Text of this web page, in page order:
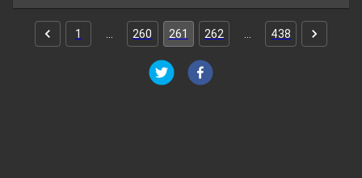
1 260 261 262 438